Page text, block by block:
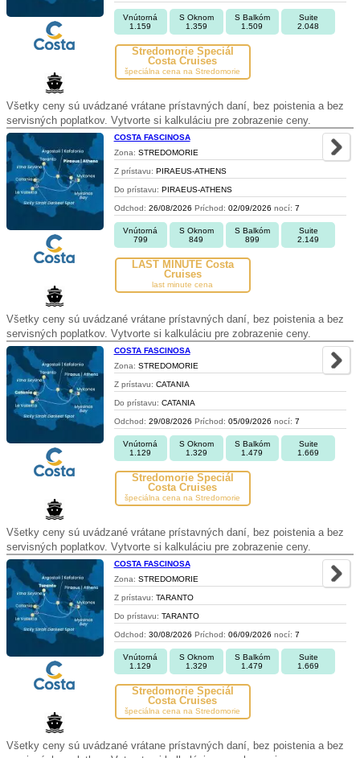
Vnútorná
1.159
S Oknom
1.359
S Balkóm
1.509
Suite
2.048
Stredomorie Špeciál
Costa Cruises
špeciálna cena na Stredomorie
Všetky ceny sú uvádzané vrátane prístavných daní, bez poistenia a bez
servisných poplatkov. Vytvorte si kalkuláciu pre zobrazenie ceny.
COSTA FASCINOSA
Zona: STREDOMORIE
Z prístavu: PIRAEUS-ATHENS
Do prístavu: PIRAEUS-ATHENS
Odchod: 26/08/2026 Príchod: 02/09/2026 nocí: 7
Vnútorná
799
S Oknom
849
S Balkóm
899
Suite
2.149
LAST MINUTE Costa
Cruises
last minute cena
Všetky ceny sú uvádzané vrátane prístavných daní, bez poistenia a bez
servisných poplatkov. Vytvorte si kalkuláciu pre zobrazenie ceny.
COSTA FASCINOSA
Zona: STREDOMORIE
Z prístavu: CATANIA
Do prístavu: CATANIA
Odchod: 29/08/2026 Príchod: 05/09/2026 nocí: 7
Vnútorná
1.129
S Oknom
1.329
S Balkóm
1.479
Suite
1.669
Stredomorie Špeciál
Costa Cruises
špeciálna cena na Stredomorie
Všetky ceny sú uvádzané vrátane prístavných daní, bez poistenia a bez
servisných poplatkov. Vytvorte si kalkuláciu pre zobrazenie ceny.
COSTA FASCINOSA
Zona: STREDOMORIE
Z prístavu: TARANTO
Do prístavu: TARANTO
Odchod: 30/08/2026 Príchod: 06/09/2026 nocí: 7
Vnútorná
1.129
S Oknom
1.329
S Balkóm
1.479
Suite
1.669
Stredomorie Špeciál
Costa Cruises
špeciálna cena na Stredomorie
Všetky ceny sú uvádzané vrátane prístavných daní, bez poistenia a bez